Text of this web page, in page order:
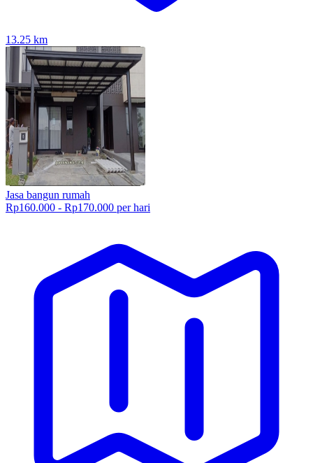
13.25 km
Jasa bangun rumah
Rp160.000 - Rp170.000 per hari